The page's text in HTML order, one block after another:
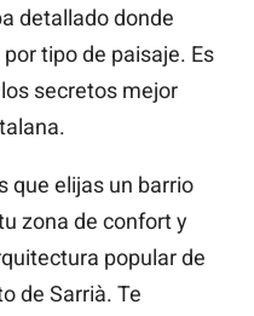
detallado donde
tipo de paisaje. Es
secretos mejor
que elijas un barrio
zona de confort y
popular de
de Sarrià. Te